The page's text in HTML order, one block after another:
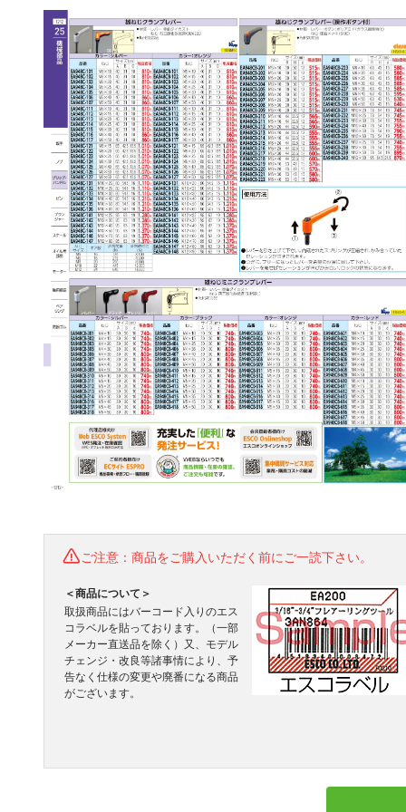
ご注意：商品をご購入いただく前にご一読下さい。
＜商品について＞
取扱商品にはバーコード入りのエス
コラベルを貼っております。（一部
メーカー直送品を除く）又、モデル
チェンジ・改良等諸事情により、予
告なく仕様の変更や廃番になる商品
がございます。